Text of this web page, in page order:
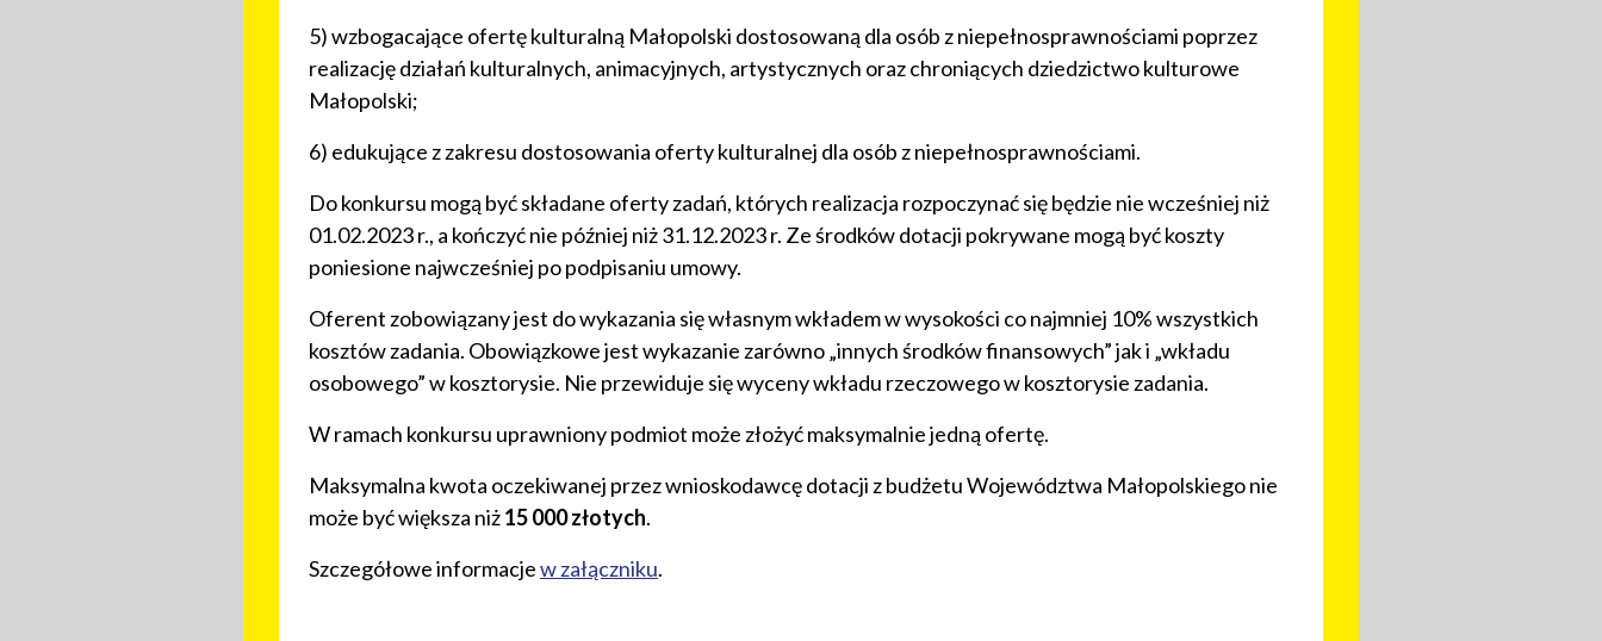
5) wzbogacające ofertę kulturalną Małopolski dostosowaną dla osób z niepełnosprawnościami poprzez
realizację działań kulturalnych, animacyjnych, artystycznych oraz chroniących dziedzictwo kulturowe
Małopolski;
6) edukujące z zakresu dostosowania oferty kulturalnej dla osób z niepełnosprawnościami.
Do konkursu mogą być składane oferty zadań, których realizacja rozpoczynać się będzie nie wcześniej niż
01.02.2023 r., a kończyć nie później niż 31.12.2023 r. Ze środków dotacji pokrywane mogą być koszty
poniesione najwcześniej po podpisaniu umowy.
Oferent zobowiązany jest do wykazania się własnym wkładem w wysokości co najmniej 10% wszystkich
kosztów zadania. Obowiązkowe jest wykazanie zarówno „innych środków finansowych” jak i „wkładu
osobowego” w kosztorysie. Nie przewiduje się wyceny wkładu rzeczowego w kosztorysie zadania.
W ramach konkursu uprawniony podmiot może złożyć maksymalnie jedną ofertę.
Maksymalna kwota oczekiwanej przez wnioskodawcę dotacji z budżetu Województwa Małopolskiego nie
może być większa niż15 000 złotych.
Szczegółowe informacjew załączniku.